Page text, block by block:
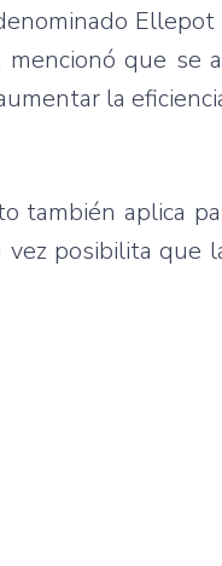
que se
la
también aplica
posibilita que